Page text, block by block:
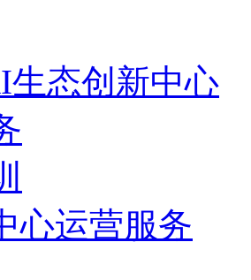
生态创新中心
心运营服务